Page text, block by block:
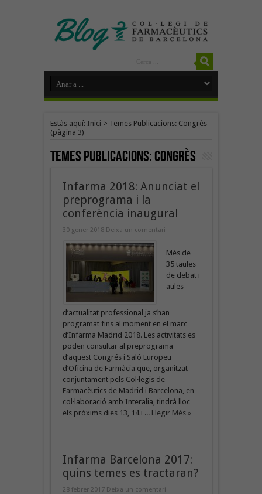
Estàs aquí: Inici > Temes Publicacions: Congrès
(pàgina 3)
Temes Publicacions:Congrès
Infarma 2018: Anunciat el
preprograma i la
conferència inaugural
30 gener 2018 Deixa un comentari
Més de
35 taules
de debat i
aules
d’actualitat professional ja s’han
programat fins al moment en el marc
d’Infarma Madrid 2018. Les activitats es
poden consultar al preprograma
d’aquest Congrés i Saló Europeu
d’Oficina de Farmàcia que, organitzat
conjuntament pels Col·legis de
Farmacèutics de Madrid i Barcelona, en
col·laboració amb Interalia, tindrà lloc
els pròxims dies 13, 14 i ... Llegir Més »
Infarma Barcelona 2017:
quins temes es tractaran?
28 febrer 2017 Deixa un comentari